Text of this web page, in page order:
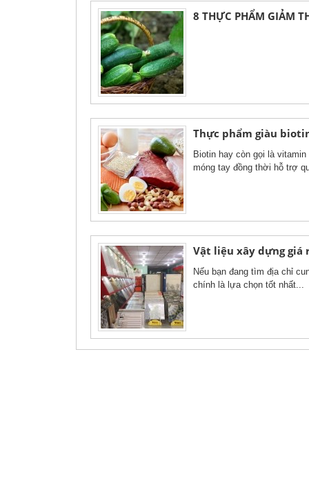
8 THỰC PHẨM GIẢM
Thực phẩm giàu
Biotin hay còn gọi là
móng tay đồng thời hỗ trợ
Vật liệu xây dựng giá
Nếu bạn đang tìm địa chỉ
chính là lựa chọn tốt nhất...